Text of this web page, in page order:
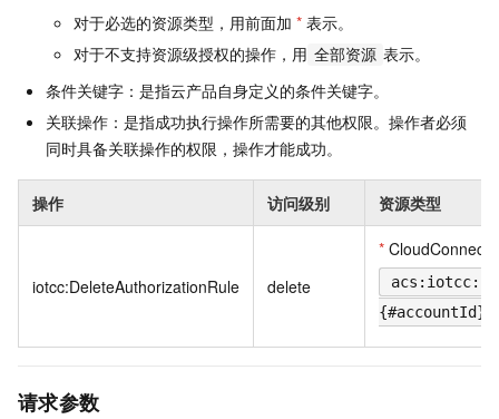
对于必选的资源类型，用前面加 * 表示。
对于不支持资源级授权的操作，用 全部资源 表示。
条件关键字：是指云产品自身定义的条件关键字。
关联操作：是指成功执行操作所需要的其他权限。操作者必须
同时具备关联操作的权限，操作才能成功。
操作 访问级别 资源类型
iotcc:DeleteAuthorizationRule delete
*
请求参数